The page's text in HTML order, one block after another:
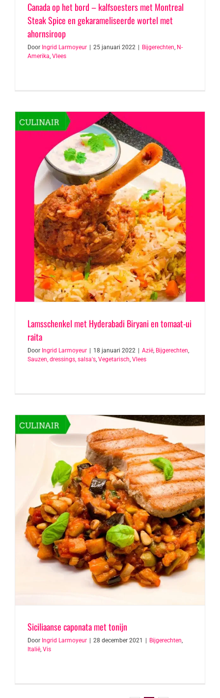
Canada op het bord – kalfsoesters met Montreal
Steak Spice en gekarameliseerde wortel met
ahornsiroop
Door Ingrid Larmoyeur 25 januari 2022 Bijgerechten, N-
Amerika, Vlees
Lamsschenkel met Hyderabadi Biryani en tomaat-ui
raita
Door Ingrid Larmoyeur 18 januari 2022 Azië, Bijgerechten,
Sauzen, dressings, salsa's, Vegetarisch, Vlees
Siciliaanse caponata met tonijn
Door Ingrid Larmoyeur 28 december 2021 Bijgerechten,
Italië, Vis